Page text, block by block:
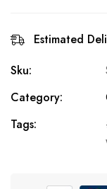
Estimated
Sku:
Category:
Tags: